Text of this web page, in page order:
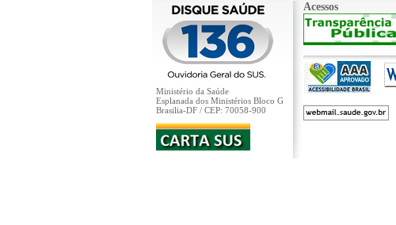
Ministério da Saúde
Esplanada dos Ministérios Bloco G
Brasilia-DF / CEP: 70058-900
Acessos